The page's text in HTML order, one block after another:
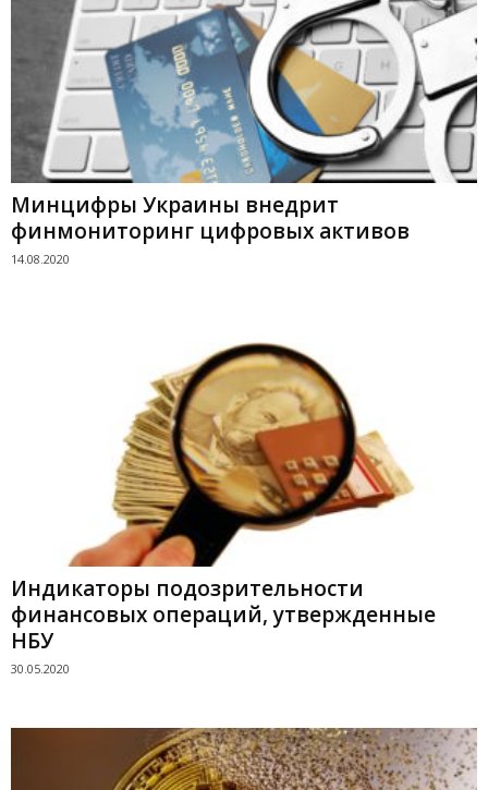
Минцифры Украины внедрит
финмониторинг цифровых активов
14.08.2020
Индикаторы подозрительности
финансовых операций, утвержденные
НБУ
30.05.2020